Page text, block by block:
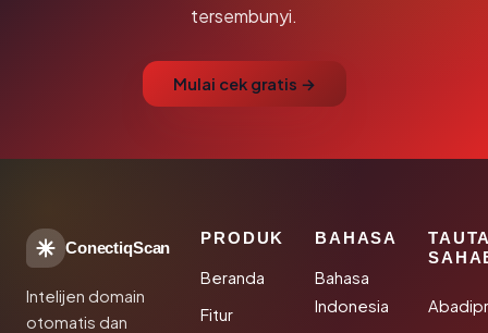
tersembunyi.
Mulai cek gratis →
ConectiqScan
Intelijen domain
otomatis dan
PRODUK
Beranda
Fitur
BAHASA
Bahasa
Indonesia